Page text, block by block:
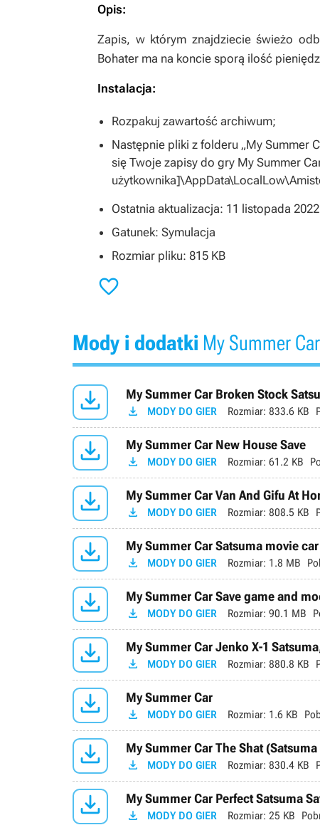
Opis:
Zapis, w którym znajdziecie świeżo
Bohater ma na koncie sporą ilość
Instalacja:
Rozpakuj zawartość archiwum;
Następnie pliki z folderu „My Summer
się Twoje zapisy do gry My Summer
Ostatnia aktualizacja: 11 listopada 2022
Gatunek: Symulacja
Rozmiar pliku: 815 KB

Mody i dodatki My Summer Car
 My Summer Car Broken Stock
 MODY DO GIER Rozmiar: 833.6 KB
 My Summer Car New House Save
 MODY DO GIER Rozmiar: 61.2 KB
 My Summer Car Van And Gifu At
 MODY DO GIER Rozmiar: 808.5 KB
 My Summer Car Satsuma movie
 MODY DO GIER Rozmiar: 1.8 MB
 My Summer Car Save game and
 MODY DO GIER Rozmiar: 90.1 MB
 My Summer Car Jenko X-1
 MODY DO GIER Rozmiar: 880.8 KB
 My Summer Car
 MODY DO GIER Rozmiar: 1.6 KB
 My Summer Car The Shat (Satsuma
 MODY DO GIER Rozmiar: 830.4 KB
 My Summer Car Perfect Satsuma
 MODY DO GIER Rozmiar: 25 KB